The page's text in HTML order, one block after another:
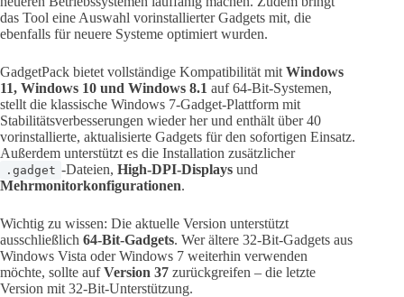
das Tool eine Auswahl vorinstallierter Gadgets mit, die
ebenfalls für neuere Systeme optimiert wurden.
GadgetPack bietet vollständige Kompatibilität mit Windows
11, Windows 10 und Windows 8.1 auf 64-Bit-Systemen,
stellt die klassische Windows 7-Gadget-Plattform mit
Stabilitätsverbesserungen wieder her und enthält über 40
vorinstallierte, aktualisierte Gadgets für den sofortigen Einsatz.
Außerdem unterstützt es die Installation zusätzlicher
.gadget -Dateien, High-DPI-Displays und
Mehrmonitorkonfigurationen.
Wichtig zu wissen: Die aktuelle Version unterstützt
ausschließlich 64-Bit-Gadgets. Wer ältere 32-Bit-Gadgets aus
Windows Vista oder Windows 7 weiterhin verwenden
möchte, sollte aufVersion 37 zurückgreifen – die letzte
Version mit 32-Bit-Unterstützung.